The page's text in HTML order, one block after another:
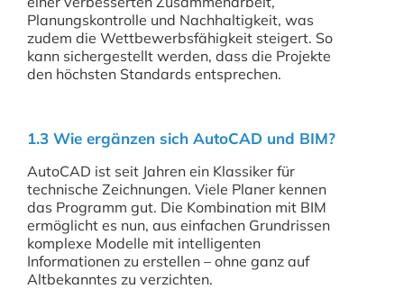
Planungskontrolle und Nachhaltigkeit, was
zudem die Wettbewerbsfähigkeit steigert. So
kann sichergestellt werden, dass die Projekte
den höchsten Standards entsprechen.
1.3 Wie ergänzen sich AutoCAD und BIM?
AutoCAD ist seit Jahren ein Klassiker für
technische Zeichnungen. Viele Planer kennen
das Programm gut. Die Kombination mit BIM
ermöglicht es nun, aus einfachen Grundrissen
komplexe Modelle mit intelligenten
Informationen zu erstellen – ohne ganz auf
Altbekanntes zu verzichten.